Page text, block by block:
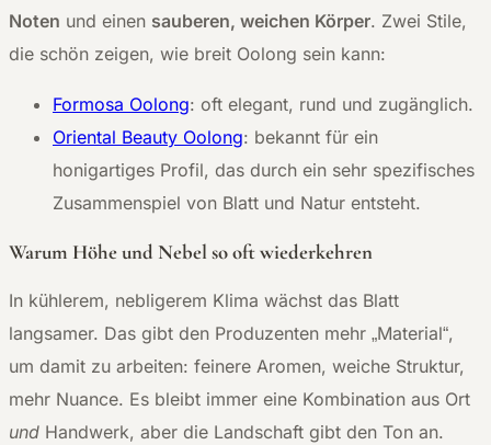
Noten und einen sauberen, weichen Körper. Zwei Stile,
die schön zeigen, wie breit Oolong sein kann:
Formosa Oolong: oft elegant, rund und zugänglich.
Oriental Beauty Oolong: bekannt für ein
honigartiges Profil, das durch ein sehr spezifisches
Zusammenspiel von Blatt und Natur entsteht.
Warum Höhe und Nebel so oft wiederkehren
In kühlerem, nebligerem Klima wächst das Blatt
langsamer. Das gibt den Produzenten mehr „Material“,
um damit zu arbeiten: feinere Aromen, weiche Struktur,
mehr Nuance. Es bleibt immer eine Kombination aus Ort
und Handwerk, aber die Landschaft gibt den Ton an.